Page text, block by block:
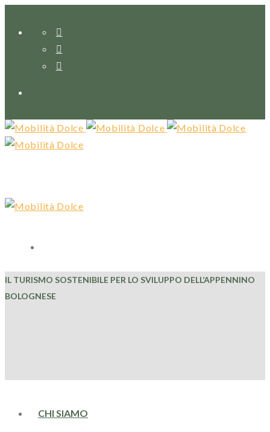
CHI SIAMO
IL TURISMO SOSTENIBILE PER LO SVILUPPO DELL’APPENNINO
BOLOGNESE